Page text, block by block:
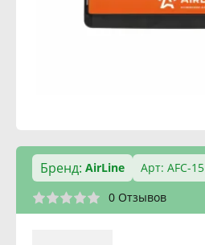
Бренд: AirLine
Арт: AFC-15
0 Отзывов